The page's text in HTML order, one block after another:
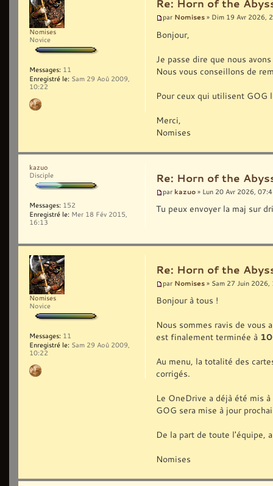
Re: Horn of the
par Nomises » Dim 19 Avr 2026,
Bonjour,
Je passe dire que nous
Nous vous conseillons de
Pour ceux qui utilisent GOG
Merci,
Nomises
Nomises
Novice
Messages: 11
Enregistré le: Sam 29 Aoû 2009,
10:22
Re: Horn of the
par kazuo » Lun 20 Avr 2026,
Tu peux envoyer la maj sur
kazuo
Disciple
Messages: 152
Enregistré le: Mer 18 Fév 2015,
16:13
Re: Horn of the
par Nomises » Sam 27 Juin 2026,
Bonjour à tous !
Nous sommes ravis de vous
est finalement terminée à
Au menu, la totalité des
corrigés.
Le OneDrive a déjà été mis
GOG sera mise à jour
De la part de toute l'équipe,
Nomises
Nomises
Novice
Messages: 11
Enregistré le: Sam 29 Aoû 2009,
10:22